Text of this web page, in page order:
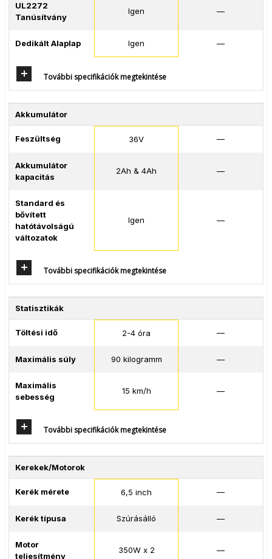
UL2272
Tanúsítvány
Igen —
Dedikált Alaplap Igen —
További specifikációk megtekintése
Akkumulátor
Feszültség 36V —
Akkumulátor
kapacitás
2Ah & 4Ah —
Standard és
bővített
hatótávolságú
változatok
Igen —
További specifikációk megtekintése
Statisztikák
Töltési idő 2-4 óra —
Maximális súly 90 kilogramm —
Maximális
sebesség
15 km/h —
További specifikációk megtekintése
Kerekek/Motorok
Kerék mérete 6,5 inch —
Kerék típusa Szúrásálló —
Motor
teljesítmény
350W x 2 —